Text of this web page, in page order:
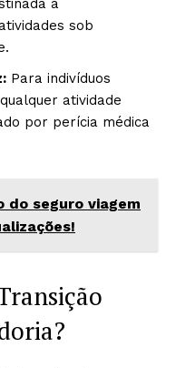
a
sob
Para indivíduos
atividade
por perícia médica
do seguro viagem